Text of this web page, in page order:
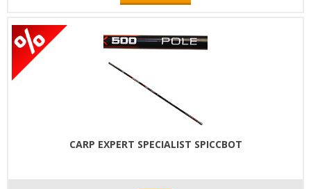
CARP EXPERT SPECIALIST SPICCBOT